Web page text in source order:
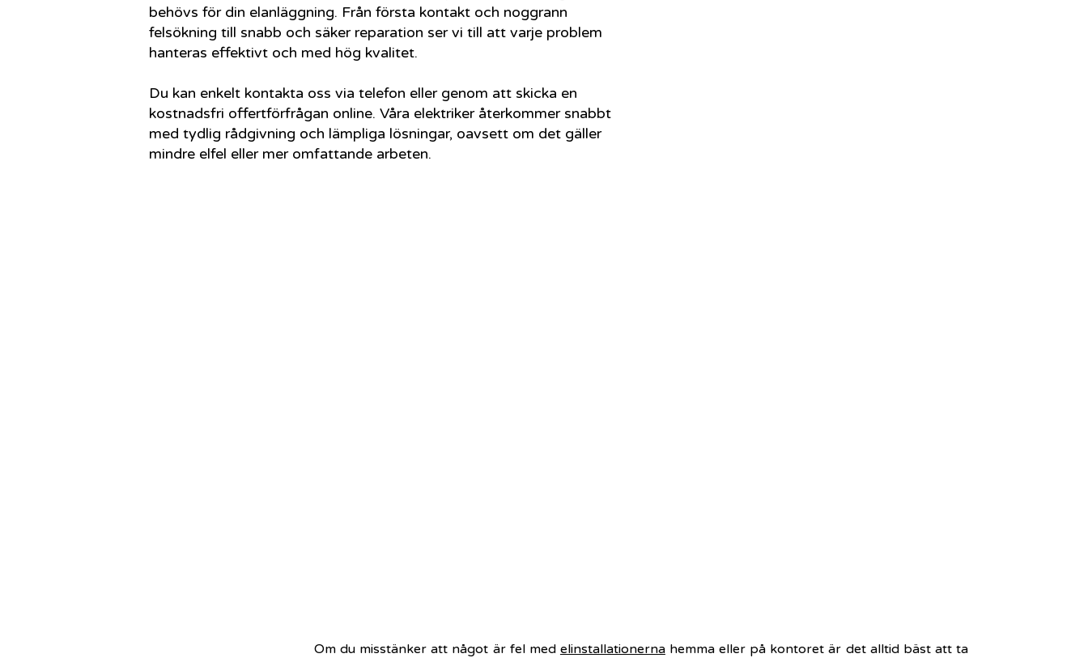
behövs för din elanläggning. Från första kontakt och noggrann
felsökning till snabb och säker reparation ser vi till att varje problem
hanteras effektivt och med hög kvalitet.
Du kan enkelt kontakta oss via telefon eller genom att skicka en
kostnadsfri offertförfrågan online. Våra elektriker återkommer snabbt
med tydlig rådgivning och lämpliga lösningar, oavsett om det gäller
mindre elfel eller mer omfattande arbeten.
Om du misstänker att något är fel med elinstallationernahemma eller på kontoret är det alltid bäst att ta